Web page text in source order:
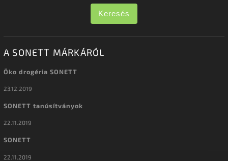
Keresés
A SONETT MÁRKÁRÓL
Öko drogéria SONETT
23.12.2019
SONETT tanúsítványok
22.11.2019
SONETT
22.11.2019